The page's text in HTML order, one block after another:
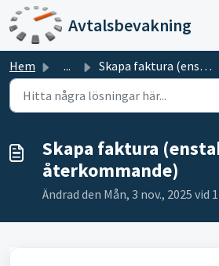
Hoppa över till huvudinnehåll
Avtalsbevakning
Hem ... Skapa faktura (enstaka och återkommande)
Skapa faktura
återkommande)
Ändrad den Mån, 3 nov., 2025 vid